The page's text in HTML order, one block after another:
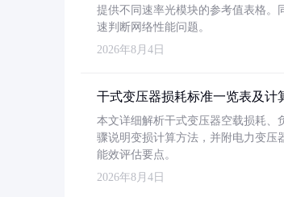
提供不同速率光模块的参考值表格。
速判断网络性能问题。
2026年8月4日
干式变压器损耗标准一览表及计
本文详细解析干式变压器空载损耗、
骤说明变损计算方法，并附电力变压
能效评估要点。
2026年8月4日